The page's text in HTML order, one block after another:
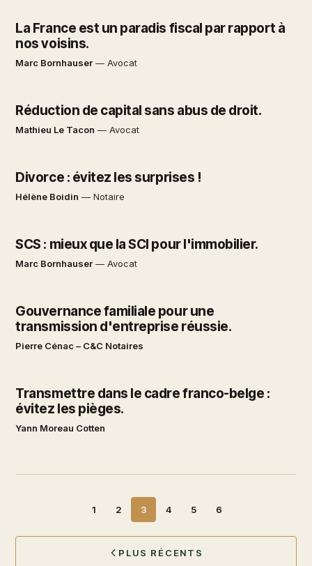
La France est un paradis fiscal par rapport à
nos voisins.
Marc Bornhauser —Avocat
Réduction de capital sans abus de droit.
Mathieu Le Tacon —Avocat
Divorce : évitez les surprises !
Hélène Boidin —Notaire
SCS : mieux que la SCI pour l'immobilier.
Marc Bornhauser —Avocat
Gouvernance familiale pour une
transmission d'entreprise réussie.
Pierre Cénac – C&C Notaires
Transmettre dans le cadre franco-belge :
évitez les pièges.
Yann Moreau Cotten
PLUS RÉCENTS
1 2 3 4 5 6